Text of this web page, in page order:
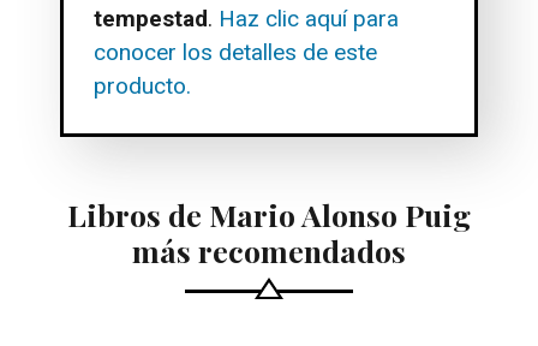
tempestad. Haz clic aquí para
conocer los detalles de este
producto.
Libros de Mario Alonso Puig
más recomendados